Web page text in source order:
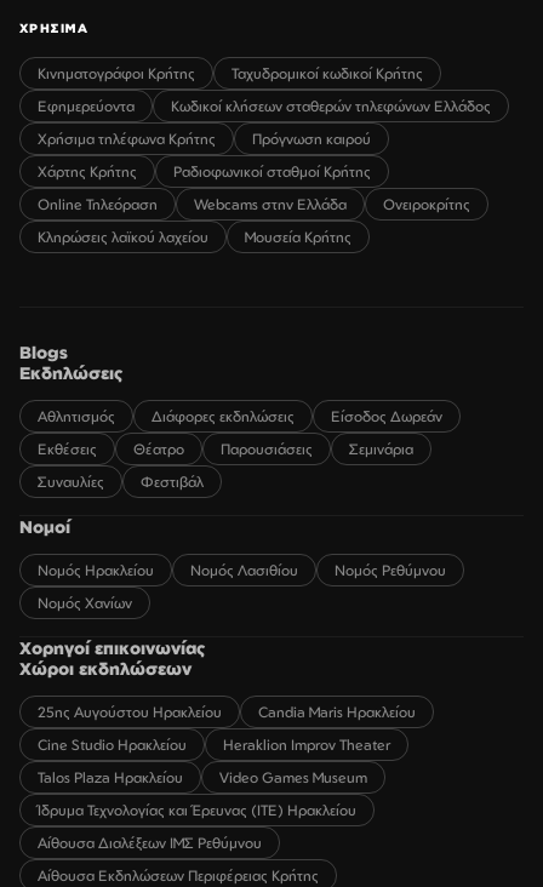
ΧΡΗΣΙΜΑ
Κινηματογράφοι Κρήτης
Ταχυδρομικοί κωδικοί Κρήτης
Εφημερεύοντα
Κωδικοί κλήσεων σταθερών τηλεφώνων Ελλάδος
Χρήσιμα τηλέφωνα Κρήτης
Πρόγνωση καιρού
Χάρτης Κρήτης
Ραδιοφωνικοί σταθμοί Κρήτης
Online Τηλεόραση
Webcams στην Ελλάδα
Ονειροκρίτης
Κληρώσεις λαϊκού λαχείου
Μουσεία Κρήτης
Blogs
Εκδηλώσεις
Αθλητισμός Διάφορες εκδηλώσεις
Είσοδος Δωρεάν
Εκθέσεις
Θέατρο Παρουσιάσεις
Σεμινάρια
Συναυλίες
Φεστιβάλ
Νομοί
Νομός Ηρακλείου Νομός Λασιθίου
Νομός Ρεθύμνου
Νομός Χανίων
Χορηγοί επικοινωνίας
Χώροι εκδηλώσεων
25ης Αυγούστου Ηρακλείου
Candia Maris Ηρακλείου
Cine Studio Ηρακλείου
Heraklion Improv Theater
Talos Plaza Ηρακλείου
Video Games Museum
Ίδρυμα Τεχνολογίας και Έρευνας (ΙΤΕ) Ηρακλείου
Αίθουσα Διαλέξεων ΙΜΣ Ρεθύμνου
Αίθουσα Εκδηλώσεων Περιφέρειας Κρήτης